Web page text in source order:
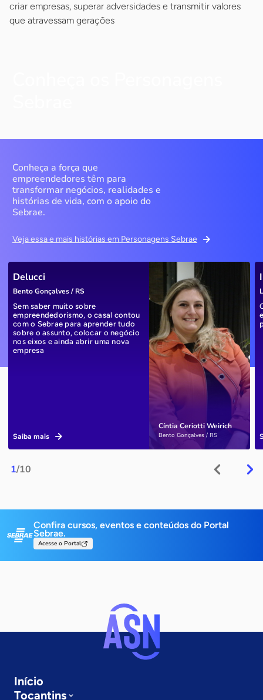
criar empresas, superar adversidades e transmitir valores
que atravessam gerações
Conheça a força que
empreendedores têm para
transformar negócios, realidades e
histórias de vida, com o apoio do
Sebrae.
Veja essa e mais histórias em Personagens Sebrae
1/10
Cíntia Ceriotti Weirich
Bento Gonçalves / RS
Delucci
Bento Gonçalves / RS
Sem saber muito sobre
empreendedorismo, o casal contou
com o Sebrae para aprender tudo
sobre o assunto, colocar o negócio
nos eixos e ainda abrir uma nova
empresa
Saiba mais
Confira cursos, eventos e conteúdos do Portal
Sebrae.
Acesse o Portal
Início
Tocantins